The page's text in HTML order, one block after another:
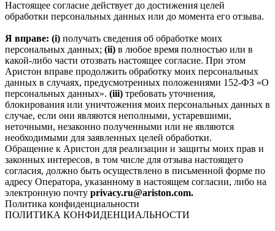
Настоящее согласие действует до достижения целей
обработки персональных данных или до момента его отзыва.
Я вправе: (i) получать сведения об обработке моих
персональных данных; (ii) в любое время полностью или в
какой-либо части отозвать настоящее согласие. При этом
Аристон вправе продолжить обработку моих персональных
данных в случаях, предусмотренных положениями 152-ФЗ «О
персональных данных». (iii) требовать уточнения,
блокирования или уничтожения моих персональных данных в
случае, если они являются неполными, устаревшими,
неточными, незаконно полученными или не являются
необходимыми для заявленных целей обработки.
Обращение к Аристон для реализации и защиты моих прав и
законных интересов, в том числе для отзыва настоящего
согласия, должно быть осуществлено в письменной форме по
адресу Оператора, указанному в настоящем согласии, либо на
электронную почту privacy.ru@ariston.com.
Политика конфиденциальности
ПОЛИТИКА КОНФИДЕНЦИАЛЬНОСТИ